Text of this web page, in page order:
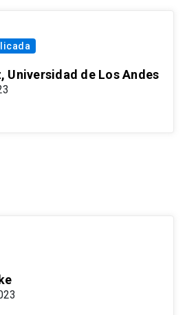
Universidad de Los Andes